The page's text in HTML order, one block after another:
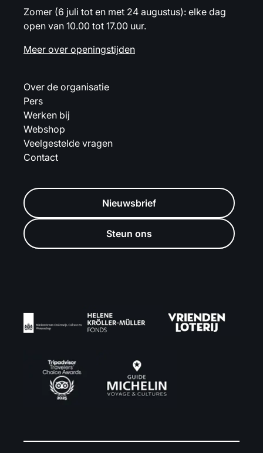
Zomer (6 juli tot en met 24 augustus): elke dag
open van 10.00 tot 17.00 uur.
Meer over openingstijden
Over de organisatie
Pers
Werken bij
Webshop
Veelgestelde vragen
Contact
Nieuwsbrief
Steun ons